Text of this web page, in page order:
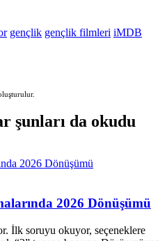
gençlik gençlik filmleri iMDB
şunları da okudu
2026 Dönüşümü
İlk soruyu okuyor, seçeneklere